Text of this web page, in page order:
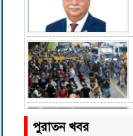
পুরাতন খবর